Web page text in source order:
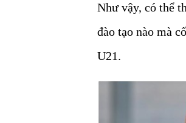
Như vậy, có thể
đào tạo nào mà
U21.